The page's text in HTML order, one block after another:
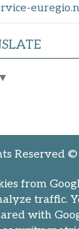
▼
Reserved ©
from
traffic.
with